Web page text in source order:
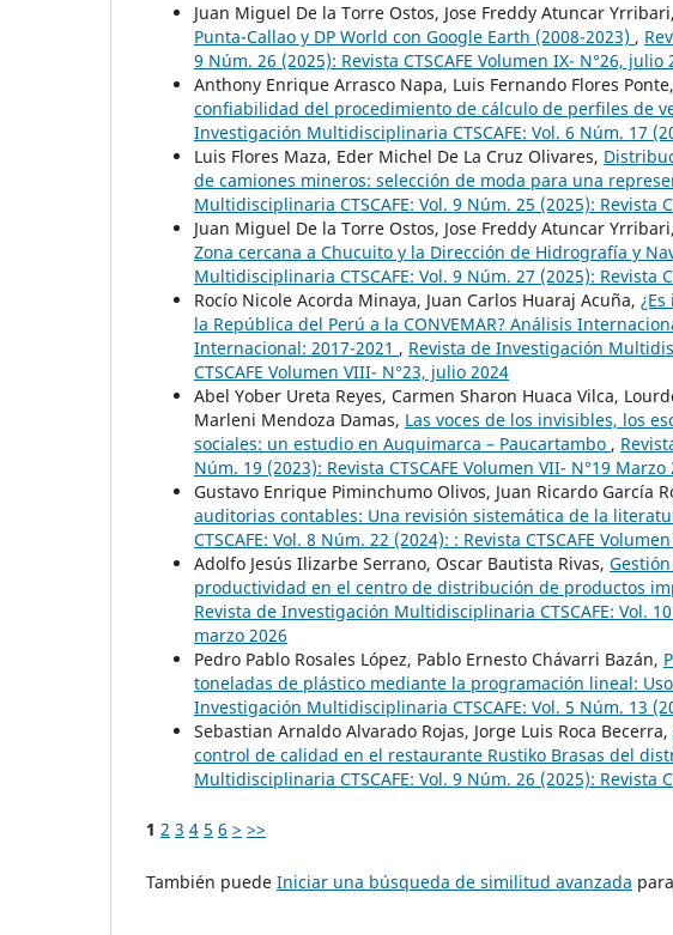
Juan Miguel De la Torre Ostos, Jose Freddy Atuncar Yrribari,
Punta-Callao y DP World con Google Earth (2008-2023) ,
9 Núm. 26 (2025): Revista CTSCAFE Volumen IX- N°26, julio
Anthony Enrique Arrasco Napa, Luis Fernando Flores
confiabilidad del procedimiento de cálculo de perfiles de
Investigación Multidisciplinaria CTSCAFE: Vol. 6 Núm. 17
Luis Flores Maza, Eder Michel De La Cruz Olivares,
de camiones mineros: selección de moda para una
Multidisciplinaria CTSCAFE: Vol. 9 Núm. 25 (2025): Revista
Juan Miguel De la Torre Ostos, Jose Freddy Atuncar Yrribari,
Zona cercana a Chucuito y la Dirección de Hidrografía y
Multidisciplinaria CTSCAFE: Vol. 9 Núm. 27 (2025): Revista
Rocío Nicole Acorda Minaya, Juan Carlos Huaraj Acuña,
la República del Perú a la CONVEMAR? Análisis
Internacional: 2017-2021 , Revista de Investigación
CTSCAFE Volumen VIII- N°23, julio 2024
Abel Yober Ureta Reyes, Carmen Sharon Huaca Vilca,
Marleni Mendoza Damas, Las voces de los invisibles, los
sociales: un estudio en Auquimarca – Paucartambo ,
Núm. 19 (2023): Revista CTSCAFE Volumen VII- N°19 Marzo
Gustavo Enrique Piminchumo Olivos, Juan Ricardo García
auditorias contables: Una revisión sistemática de la
CTSCAFE: Vol. 8 Núm. 22 (2024): : Revista CTSCAFE
Adolfo Jesús Ilizarbe Serrano, Oscar Bautista Rivas,
productividad en el centro de distribución de productos
Revista de Investigación Multidisciplinaria CTSCAFE: Vol.
marzo 2026
Pedro Pablo Rosales López, Pablo Ernesto Chávarri Bazán,
toneladas de plástico mediante la programación lineal:
Investigación Multidisciplinaria CTSCAFE: Vol. 5 Núm. 13
Sebastian Arnaldo Alvarado Rojas, Jorge Luis Roca Becerra,
control de calidad en el restaurante Rustiko Brasas del
Multidisciplinaria CTSCAFE: Vol. 9 Núm. 26 (2025): Revista
1 2 3 4 5 6 > >>
También puede Iniciar una búsqueda de similitud avanzada